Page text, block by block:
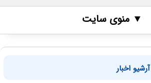
▼ منوی سایت
آرشیو اخبار